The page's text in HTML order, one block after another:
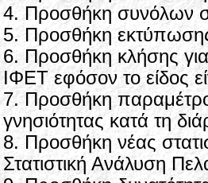
4. Προσθήκη συνόλων
5. Προσθήκη
6. Προσθήκη κλήσης
ΙΦΕΤ εφόσον το είδος
7. Προσθήκη
γνησιότητας κατά τη
8. Προσθήκη νέας
Στατιστική Ανάλυση